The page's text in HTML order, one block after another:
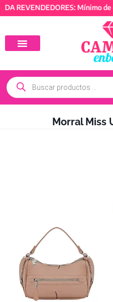
REVENDEDORES: Mínimo
Morral Miss